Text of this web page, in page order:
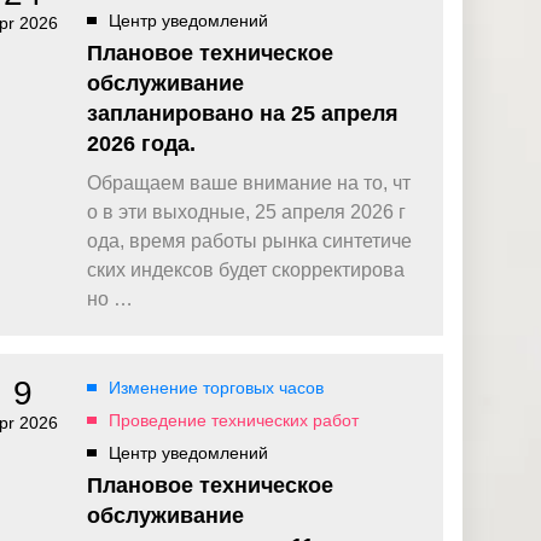
2026 Центр уведомлений
Плановое техническое
обслуживание
запланировано на 25 апреля
2026 года.
Обращаем ваше внимание на то, чт
о в эти выходные, 25 апреля 2026 г
ода, время работы рынка синтетиче
ских индексов будет скорректирова
но …
9
2026
Изменение торговых часов
Проведение технических работ
Центр уведомлений
Плановое техническое
обслуживание